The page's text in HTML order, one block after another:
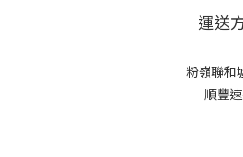
運送
粉嶺聯和
順豐